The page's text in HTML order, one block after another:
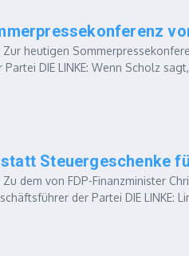
Zur heutigen
DIE LINKE: Wenn Scholz
Steuergeschenke
Zu dem von FDP-Finanzminister
der Partei DIE LINKE: